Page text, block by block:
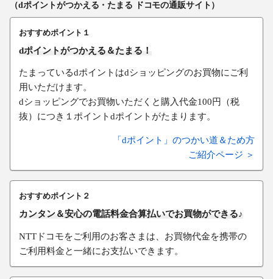
（dポイントがつかえる・たまる ドコモの通販サイト）
おすすめポイント１
dポイントがつかえる＆たまる！
たまっているdポイントはdショッピングのお買物にご利
用いただけます。
dショッピングでお買物いただくと購入代金100円（税
抜）につき１ポイントdポイントがたまります。
「dポイント」のつかい道＆ため方
ご紹介ページ ＞
おすすめポイント２
カンタン＆安心の電話料金合算払いでお買物ができる♪
NTTドコモをご利用のお客さまは、お買物代金を携帯の
ご利用料金と一緒にお支払いできます。